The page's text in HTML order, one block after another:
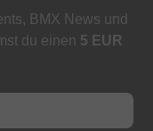
BMX News und
du einen 5 EUR